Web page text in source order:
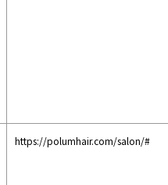
https://polumhair.com/salon/#